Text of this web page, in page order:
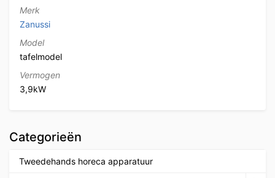
Merk
Zanussi
Model
tafelmodel
Vermogen
3,9kW
Categorieën
Tweedehands horeca apparatuur